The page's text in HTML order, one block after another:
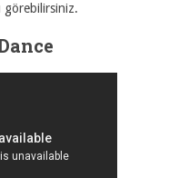
görebilirsiniz.